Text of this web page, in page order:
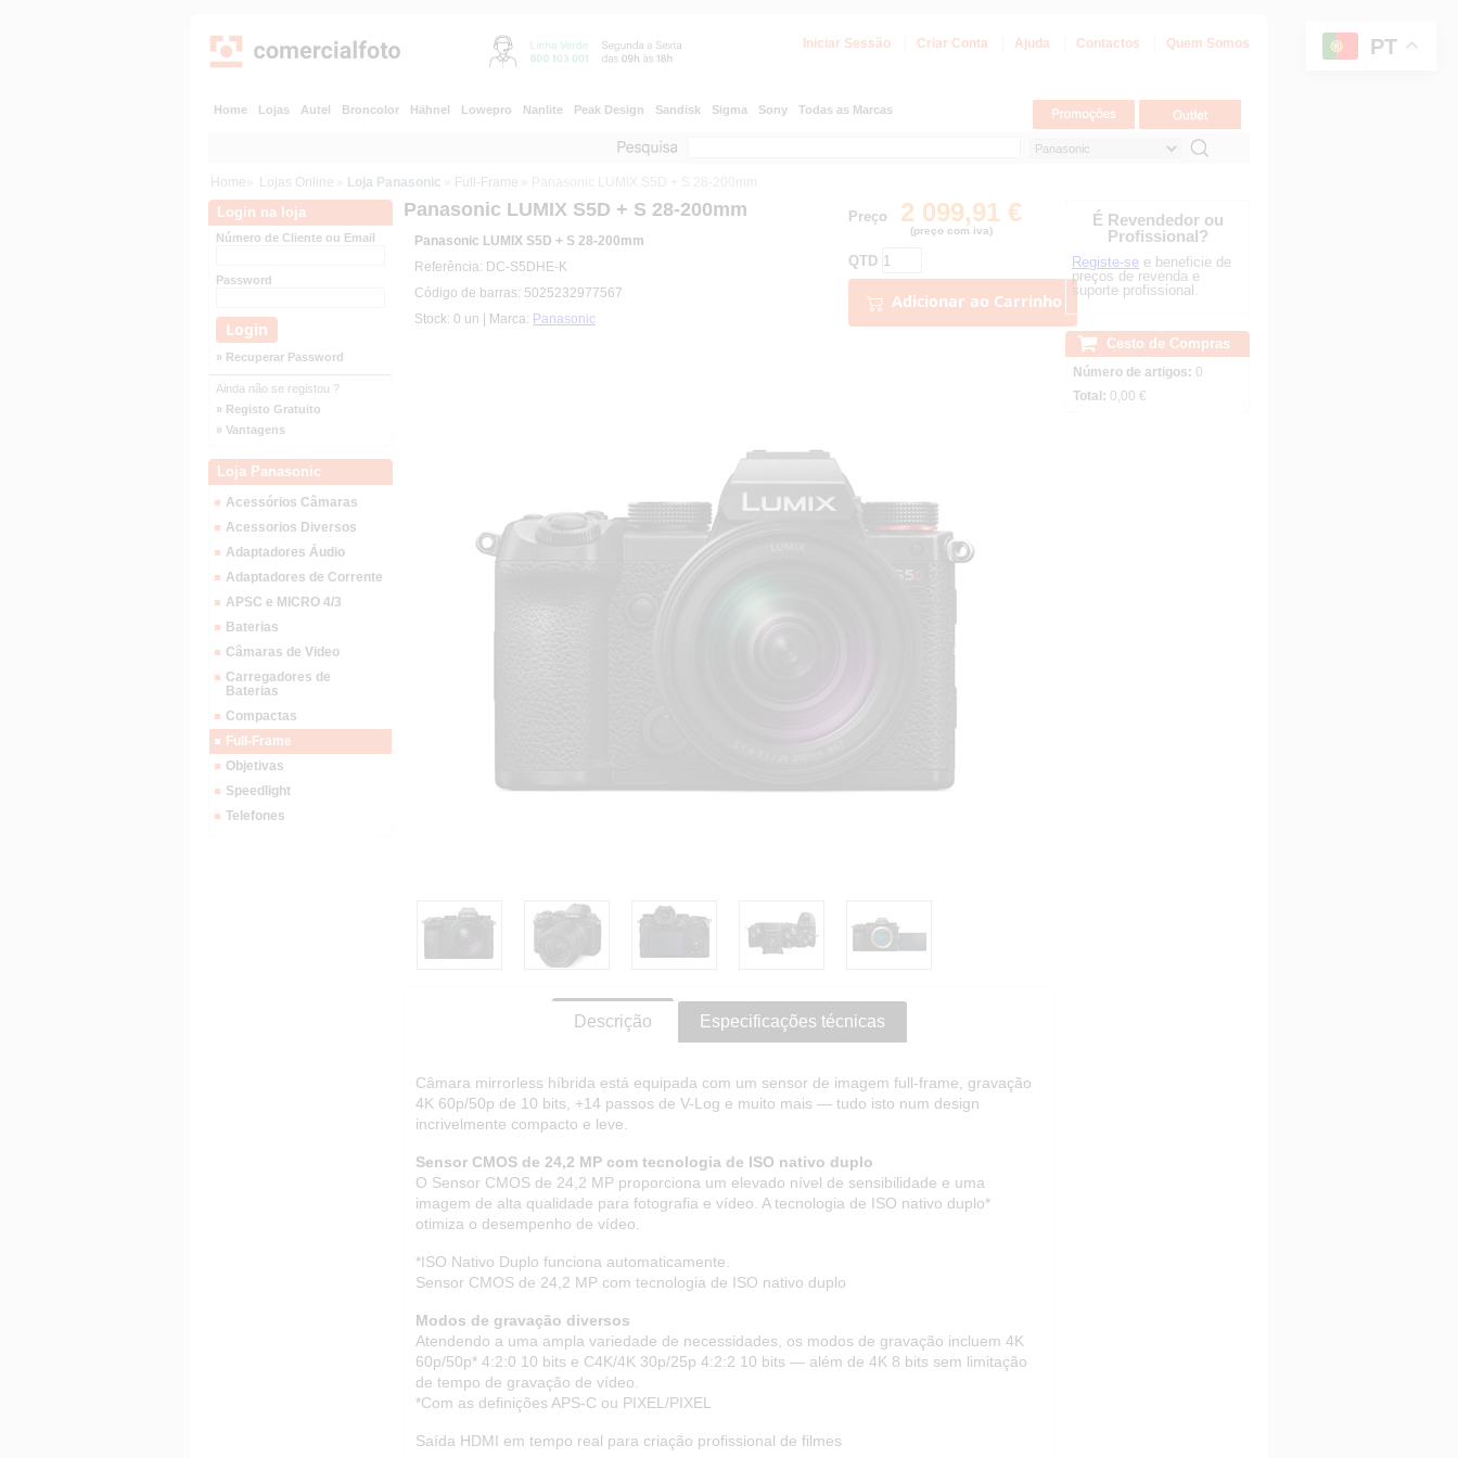
PT
Iniciar Sessão Criar Conta Ajuda Contactos Quem Somos
Home Lojas Autel Broncolor Hähnel Lowepro Nanlite Peak Design Sandisk Sigma Sony Todas as Marcas
Home » Lojas Online » Loja Panasonic » Full-Frame » Panasonic LUMIX S5D + S 28-200mm
Login na loja
Número de Cliente ou Email
Password
» Recuperar Password
Ainda não se registou ?
» Registo Gratuito
» Vantagens
Loja Panasonic
Acessórios Câmaras
Acessorios Diversos
Adaptadores Áudio
Adaptadores de Corrente
APSC e MICRO 4/3
Baterias
Câmaras de Video
Carregadores de
Baterias
Compactas
Full-Frame
Objetivas
Speedlight
Telefones
Panasonic LUMIX S5D + S 28-200mm
Panasonic LUMIX S5D + S 28-200mm
Referência: DC-S5DHE-K
Código de barras: 5025232977567
Stock: 0 un | Marca: Panasonic
Preço 2 099,91 €
(preço com iva)
QTD
Adicionar ao Carrinho
Descrição Especificações técnicas
Câmara mirrorless híbrida está equipada com um sensor de imagem full-frame, gravação
4K 60p/50p de 10 bits, +14 passos de V-Log e muito mais — tudo isto num design
incrivelmente compacto e leve.
Sensor CMOS de 24,2 MP com tecnologia de ISO nativo duplo
O Sensor CMOS de 24,2 MP proporciona um elevado nível de sensibilidade e uma
imagem de alta qualidade para fotografia e vídeo. A tecnologia de ISO nativo duplo*
otimiza o desempenho de vídeo.
*ISO Nativo Duplo funciona automaticamente.
Sensor CMOS de 24,2 MP com tecnologia de ISO nativo duplo
Modos de gravação diversos
Atendendo a uma ampla variedade de necessidades, os modos de gravação incluem 4K
60p/50p* 4:2:0 10 bits e C4K/4K 30p/25p 4:2:2 10 bits — além de 4K 8 bits sem limitação
de tempo de gravação de vídeo.
*Com as definições APS-C ou PIXEL/PIXEL
Saída HDMI em tempo real para criação profissional de filmes
É Revendedor ou
Profissional?
Registe-se e beneficie de
preços de revenda e
suporte profissional.
Cesto de Compras
Número de artigos: 0
Total: 0,00 €